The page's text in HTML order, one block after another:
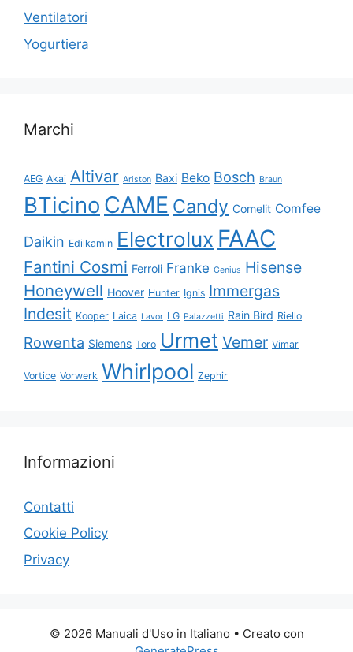
Ventilatori
Yogurtiera
Marchi
AEG Akai Altivar Ariston Baxi Beko Bosch Braun
BTicino CAME Candy Comelit Comfee
Daikin Edilkamin Electrolux FAAC
Fantini Cosmi Ferroli Franke Genius Hisense
Honeywell Hoover Hunter Ignis Immergas
Indesit Kooper Laica Lavor LG Palazzetti Rain Bird Riello
Rowenta Siemens Toro Urmet Vemer Vimar
Vortice Vorwerk Whirlpool Zephir
Informazioni
Contatti
Cookie Policy
Privacy
© 2026 Manuali d'Uso in Italiano • Creato con